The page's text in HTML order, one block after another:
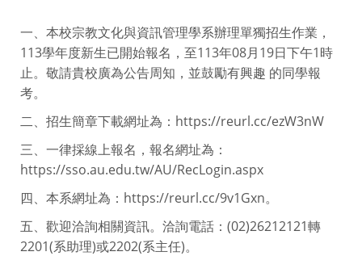
一、本校宗教文化與資訊管理學系辦理單獨招生作業，
113學年度新生已開始報名，至113年08月19日下午1時
止。敬請貴校廣為公告周知，並鼓勵有興趣 的同學報
考。
二、招生簡章下載網址為：https://reurl.cc/ezW3nW
三、一律採線上報名，報名網址為：
https://sso.au.edu.tw/AU/RecLogin.aspx
四、本系網址為：https://reurl.cc/9v1Gxn。
五、歡迎洽詢相關資訊。洽詢電話：(02)26212121轉
2201(系助理)或2202(系主任)。